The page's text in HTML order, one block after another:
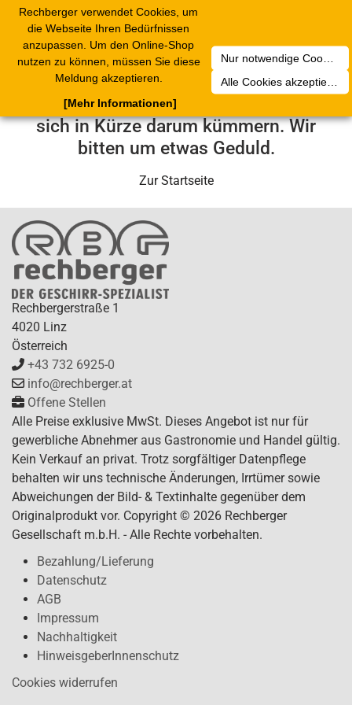
Rechberger verwendet Cookies, um
die Webseite Ihren Bedürfnissen
anzupassen. Um den Online-Shop
nutzen zu können, müssen Sie diese
Meldung akzeptieren.
Nur notwendige Cookies akzeptieren
Alle Cookies akzeptieren
[Mehr Informationen]
Leider ist ein technischer Fehler
aufgetreten. Unser Service-Team wird
sich in Kürze darum kümmern. Wir
bitten um etwas Geduld.
Zur Startseite
Rechbergerstraße 1
4020 Linz
Österreich
+43 732 6925-0
info@rechberger.at
Offene Stellen
Alle Preise exklusive MwSt. Dieses Angebot ist nur für
gewerbliche Abnehmer aus Gastronomie und Handel gültig.
Kein Verkauf an privat. Trotz sorgfältiger Datenpflege
behalten wir uns technische Änderungen, Irrtümer sowie
Abweichungen der Bild- & Textinhalte gegenüber dem
Originalprodukt vor. Copyright © 2026 Rechberger
Gesellschaft m.b.H. - Alle Rechte vorbehalten.
Bezahlung/Lieferung
Datenschutz
AGB
Impressum
Nachhaltigkeit
HinweisgeberInnenschutz
Cookies widerrufen